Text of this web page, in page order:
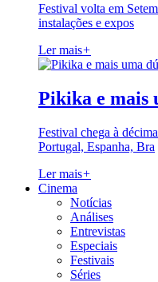
Festival volta em
instalações e expos
Ler mais+
Pikika e mais
Festival chega à
Portugal, Espanha, Bra
Ler mais+
Cinema
Notícias
Análises
Entrevistas
Especiais
Festivais
Séries